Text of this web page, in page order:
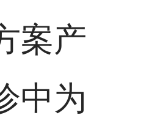
案产
中为